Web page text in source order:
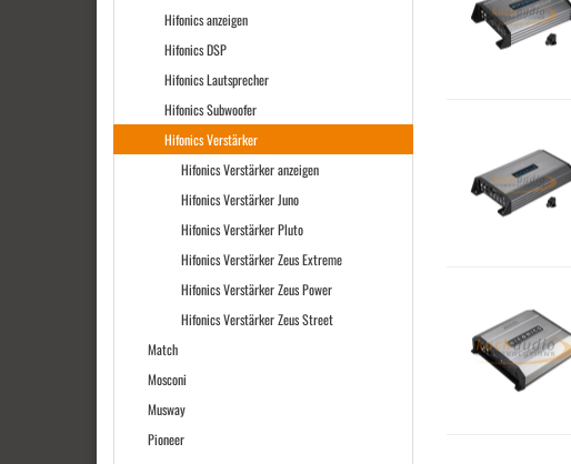
Hifonics anzeigen
Hifonics DSP
Hifonics Lautsprecher
Hifonics Subwoofer
Hifonics Verstärker
Hifonics Verstärker anzeigen
Hifonics Verstärker Juno
Hifonics Verstärker Pluto
Hifonics Verstärker Zeus Extreme
Hifonics Verstärker Zeus Power
Hifonics Verstärker Zeus Street
Match
Mosconi
Musway
Pioneer